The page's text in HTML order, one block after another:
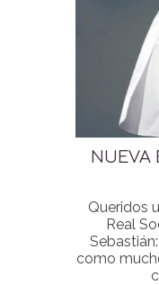
NUEVA
Queridos
Real
como